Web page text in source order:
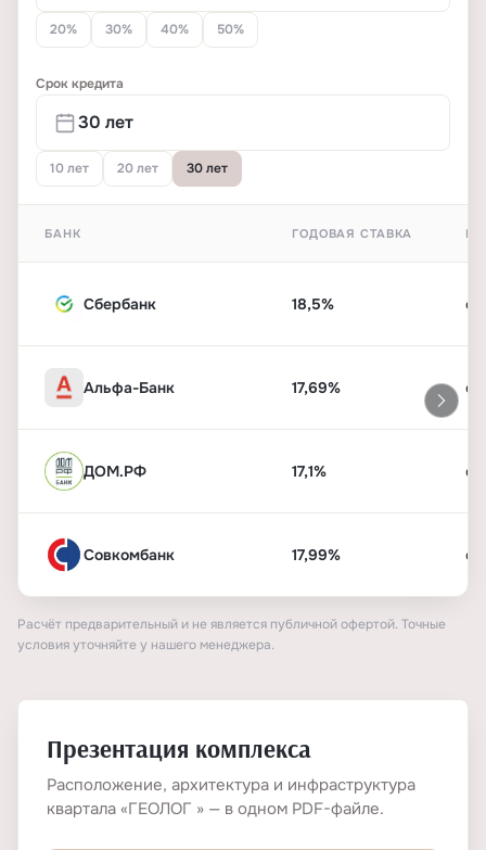
20% 30% 40% 50%
Срок кредита
10 лет 20 лет 30 лет
БАНК ГОДОВАЯ СТАВКА
Сбербанк 18,5%
Альфа-Банк 17,69%
ДОМ.РФ 17,1%
Совкомбанк 17,99%
Расчёт предварительный и не является публичной офертой. Точные
условия уточняйте у нашего менеджера.
Презентация комплекса
Расположение, архитектура и инфраструктура
квартала «ГЕОЛОГ » — в одном PDF-файле.